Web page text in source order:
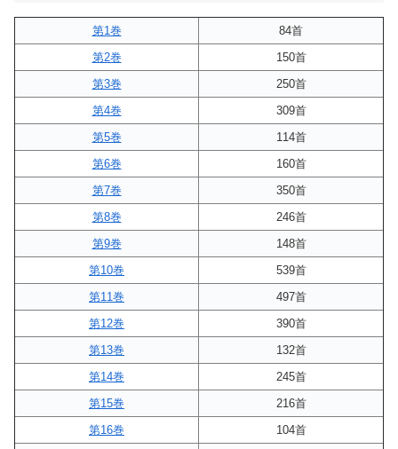
第1巻
84首
第2巻
150首
第3巻
250首
第4巻
309首
第5巻
114首
第6巻
160首
第7巻
350首
第8巻
246首
第9巻
148首
第10巻
539首
第11巻
497首
第12巻
390首
第13巻
132首
第14巻
245首
第15巻
216首
第16巻
104首